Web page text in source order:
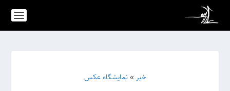
خبر »نمایشگاه عکس